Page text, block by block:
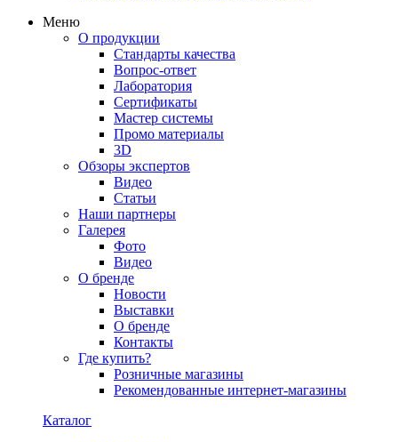
Меню
О продукции
Стандарты качества
Вопрос-ответ
Лаборатория
Сертификаты
Мастер системы
Промо материалы
3D
Обзоры экспертов
Видео
Статьи
Наши партнеры
Галерея
Фото
Видео
О бренде
Новости
Выставки
О бренде
Контакты
Где купить?
Розничные магазины
Рекомендованные интернет-магазины
Каталог